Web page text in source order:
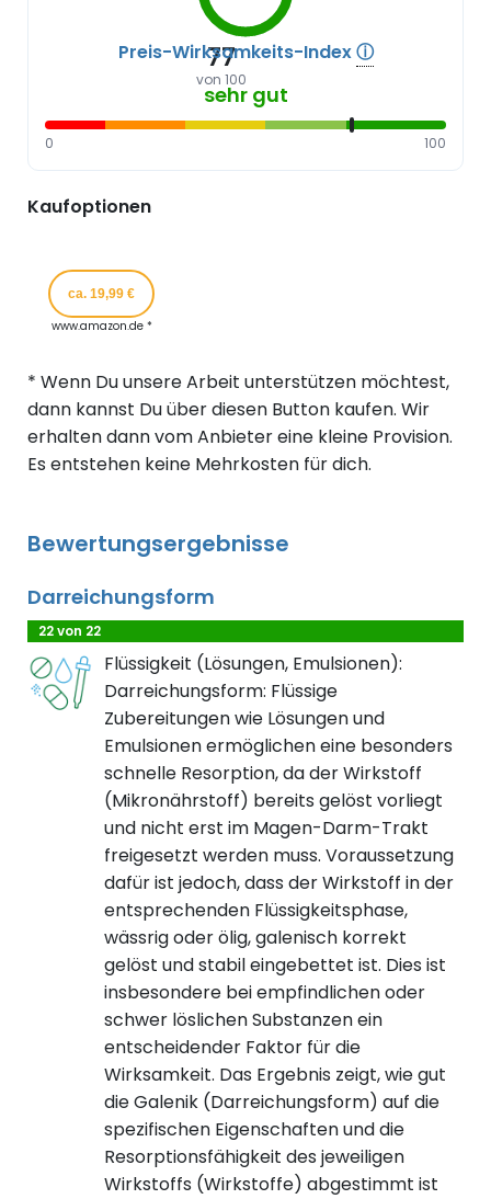
77
von 100
Preis-Wirksamkeits-Indexⓘ
sehr gut
0 100
Kaufoptionen
ca. 19,99 €
www.amazon.de *
* Wenn Du unsere Arbeit unterstützen möchtest,
dann kannst Du über diesen Button kaufen. Wir
erhalten dann vom Anbieter eine kleine Provision.
Es entstehen keine Mehrkosten für dich.
Bewertungsergebnisse
Darreichungsform
22 von 22
Flüssigkeit (Lösungen, Emulsionen):
Darreichungsform: Flüssige
Zubereitungen wie Lösungen und
Emulsionen ermöglichen eine besonders
schnelle Resorption, da der Wirkstoff
(Mikronährstoff) bereits gelöst vorliegt
und nicht erst im Magen-Darm-Trakt
freigesetzt werden muss. Voraussetzung
dafür ist jedoch, dass der Wirkstoff in der
entsprechenden Flüssigkeitsphase,
wässrig oder ölig, galenisch korrekt
gelöst und stabil eingebettet ist. Dies ist
insbesondere bei empfindlichen oder
schwer löslichen Substanzen ein
entscheidender Faktor für die
Wirksamkeit. Das Ergebnis zeigt, wie gut
die Galenik (Darreichungsform) auf die
spezifischen Eigenschaften und die
Resorptionsfähigkeit des jeweiligen
Wirkstoffs (Wirkstoffe) abgestimmt ist